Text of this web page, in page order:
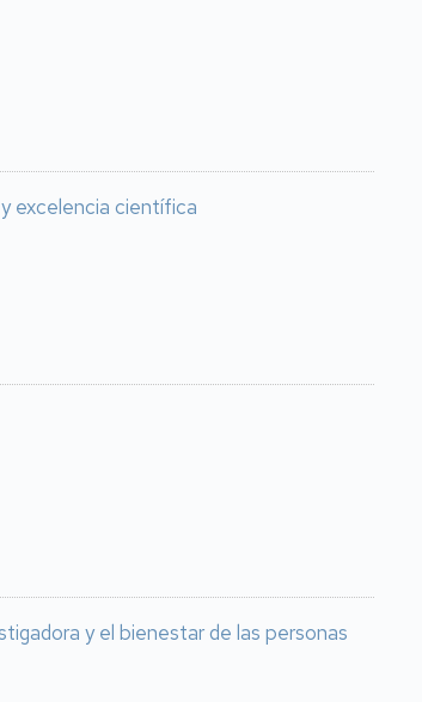
excelencia científica
y el bienestar de las personas